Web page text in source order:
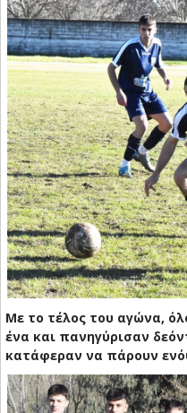
Με το τέλος του αγώνα,
ένα και πανηγύρισαν
κατάφεραν να πάρουν